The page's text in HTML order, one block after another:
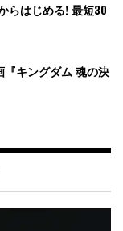
らはじめる! 最短30
キングダム 魂の決